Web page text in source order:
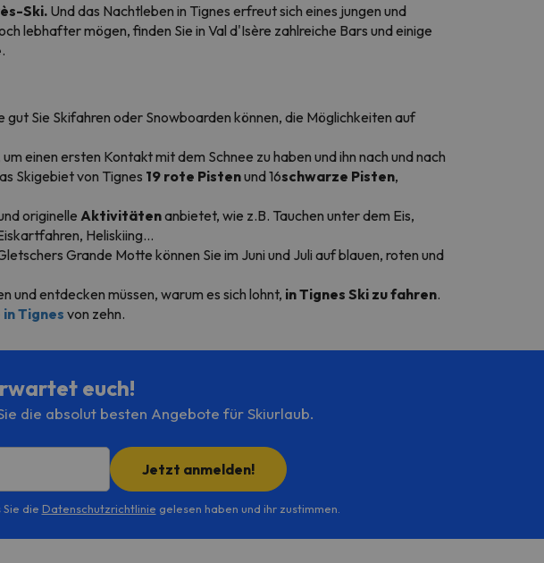
Ski. Und das Nachtleben in Tignes erfreut sich eines jungen und
lebhafter mögen, finden Sie in Val d'Isère zahlreiche Bars und einige
.
gut Sie Skifahren oder Snowboarden können, die Möglichkeiten auf
um einen ersten Kontakt mit dem Schnee zu haben und ihn nach und nach
Skigebiet von Tignes 19 rote Pistenund 16schwarze Pisten,
originelle Aktivitätenanbietet, wie z.B. Tauchen unter dem Eis,
Heliskiing...
Grande Motte können Sie im Juni und Juli auf blauen, roten und
und entdecken müssen, warum es sich lohnt, in Tignes Ski zu fahren.
Tignes von zehn.
euch!
die absolut besten Angebote für Skiurlaub.
Jetzt anmelden!
die Datenschutzrichtlinie gelesen haben und ihr zustimmen.